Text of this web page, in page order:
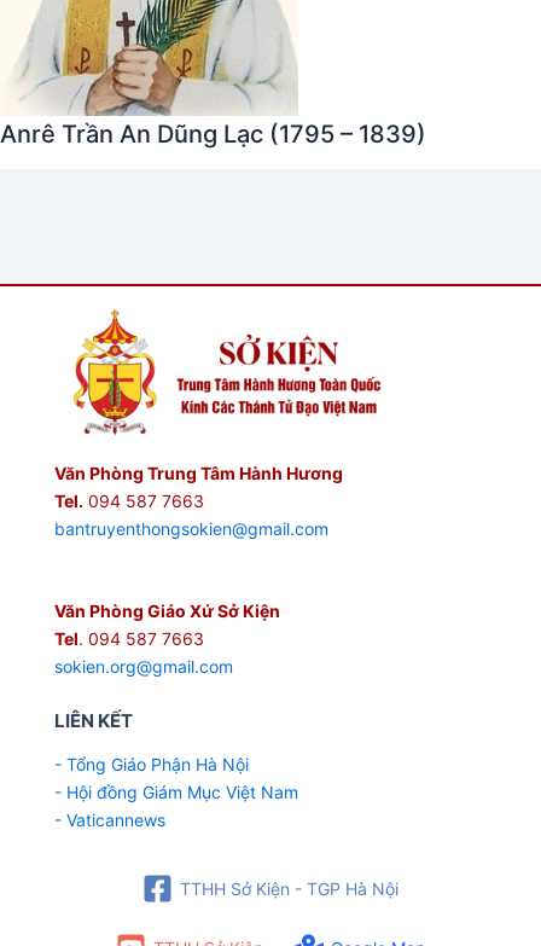
Anrê Trần An Dũng Lạc (1795 – 1839)
Văn Phòng Trung Tâm Hành Hương
Tel. 094 587 7663
bantruyenthongsokien@gmail.com
Văn Phòng Giáo Xứ Sở Kiện
Tel. 094 587 7663
sokien.org@gmail.com
LIÊN KẾT
- Tổng Giáo Phận Hà Nội
- Hội đồng Giám Mục Việt Nam
- Vaticannews
TTHH Sở Kiện - TGP Hà Nội